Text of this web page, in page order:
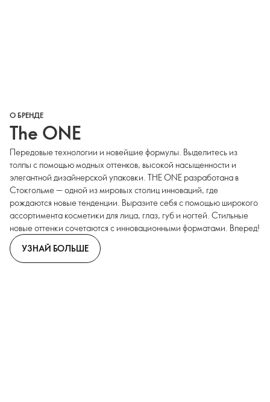
О БРЕНДЕ
The ONE
Передовые технологии и новейшие формулы. Выделитесь из
толпы с помощью модных оттенков, высокой насыщенности и
элегантной дизайнерской упаковки. THE ONE разработана в
Стокгольме — одной из мировых столиц инноваций, где
рождаются новые тенденции. Выразите себя с помощью широкого
ассортимента косметики для лица, глаз, губ и ногтей. Стильные
новые оттенки сочетаются с инновационными форматами. Вперед!
УЗНАЙ БОЛЬШЕ